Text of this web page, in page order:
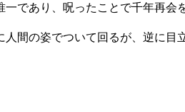
であり、呪ったことで千年再会
間の姿でついて回るが、逆に目